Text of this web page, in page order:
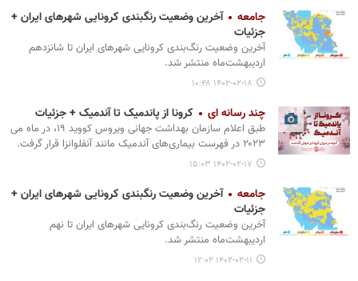
جامعه
آخرین وضعیت رنگبندی کرونایی شهرهای ایران +
جزئیات
آخرین وضعیت رنگ‌بندی کرونایی شهرهای ایران تا شانزدهم
اردیبهشت‌ماه منتشر شد.
۱۴۰۲-۰۲-۱۸ ۱۰:۴۸
چند رسانه ای کرونا از پاندمیک تا آندمیک + جزئیات
طبق اعلام سازمان بهداشت جهانی ویروس کووید ۱۹، در ماه می
۲۰۲۳ در فهرست بیماری‌های آندمیک مانند آنفلوانزا قرار گرفت.
۱۴۰۲-۰۲-۱۷ ۱۵:۰۳
جامعه
آخرین وضعیت رنگبندی کرونایی شهرهای ایران +
جزئیات
آخرین وضعیت رنگ‌بندی کرونایی شهرهای ایران تا نهم
اردیبهشت‌ماه منتشر شد.
۱۴۰۲-۰۲-۱۱ ۱۲:۰۲